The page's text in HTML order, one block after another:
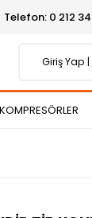
Telefon: 0 212
Giriş Yap
KOMPRESÖRLER